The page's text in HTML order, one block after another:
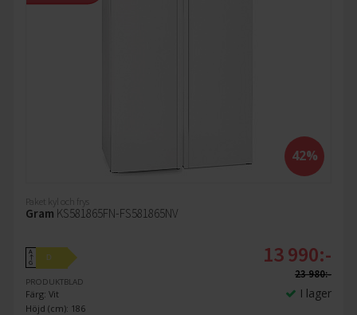
42%
Paket kyl och frys
Gram KS581865FN-FS581865NV
A
↑
G
D
PRODUKTBLAD
Färg: Vit
Höjd (cm): 186
13 990:-
23 980:-
I lager